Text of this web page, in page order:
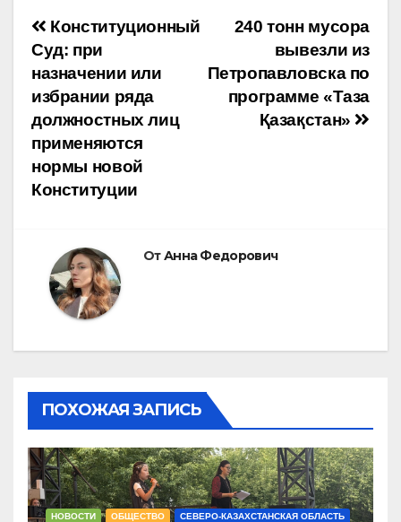
Навигация
по
записям
240 тонн мусора
вывезли из
Петропавловска по
программе «Таза
Қазақстан»
Конституционный
Суд: при
назначении или
избрании ряда
должностных лиц
применяются
нормы новой
Конституции
ОтАнна Федорович
ПОХОЖАЯ ЗАПИСЬ
НОВОСТИ ОБЩЕСТВО СЕВЕРО-КАЗАХСТАНСКАЯ ОБЛАСТЬ